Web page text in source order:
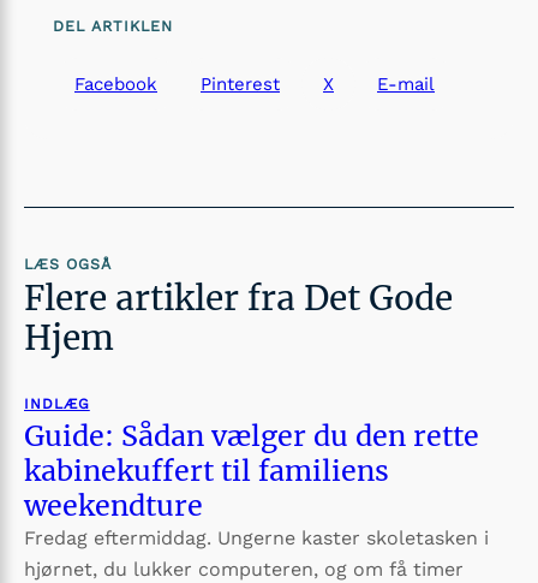
DEL ARTIKLEN
Facebook Pinterest X E-mail
LÆS OGSÅ
Flere artikler fra Det Gode
Hjem
INDLÆG
Guide: Sådan vælger du den rette
kabinekuffert til familiens
weekendture
Fredag eftermiddag. Ungerne kaster skoletasken i
hjørnet, du lukker computeren, og om få timer